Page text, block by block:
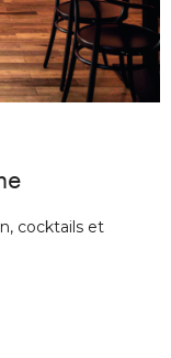
cocktails et